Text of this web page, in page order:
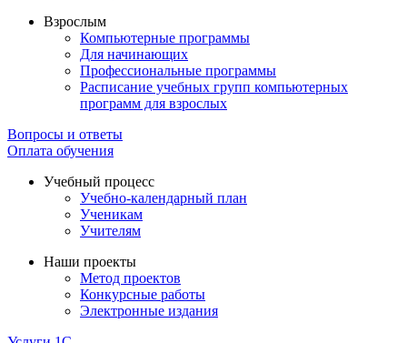
Взрослым
Компьютерные программы
Для начинающих
Профессиональные программы
Расписание учебных групп компьютерных
программ для взрослых
Вопросы и ответы
Оплата обучения
Учебный процесс
Учебно-календарный план
Ученикам
Учителям
Наши проекты
Метод проектов
Конкурсные работы
Электронные издания